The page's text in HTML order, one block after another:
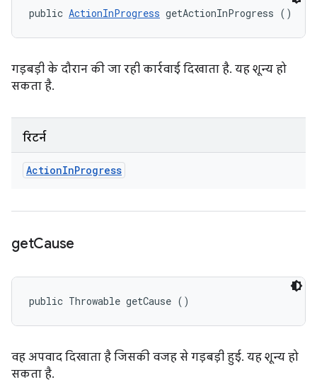
public ActionInProgress getActionInProgress ()
गड़बड़ी के दौरान की जा रही कार्रवाई दिखाता है. यह शून्य हो
सकता है.
रिटर्न
ActionInProgress
getCause
public Throwable getCause ()
वह अपवाद दिखाता है जिसकी वजह से गड़बड़ी हुई. यह शून्य हो
सकता है.